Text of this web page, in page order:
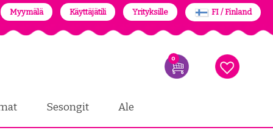
Myymälä Käyttäjätili Yrityksille FI / Finland
0
Sesongit Ale